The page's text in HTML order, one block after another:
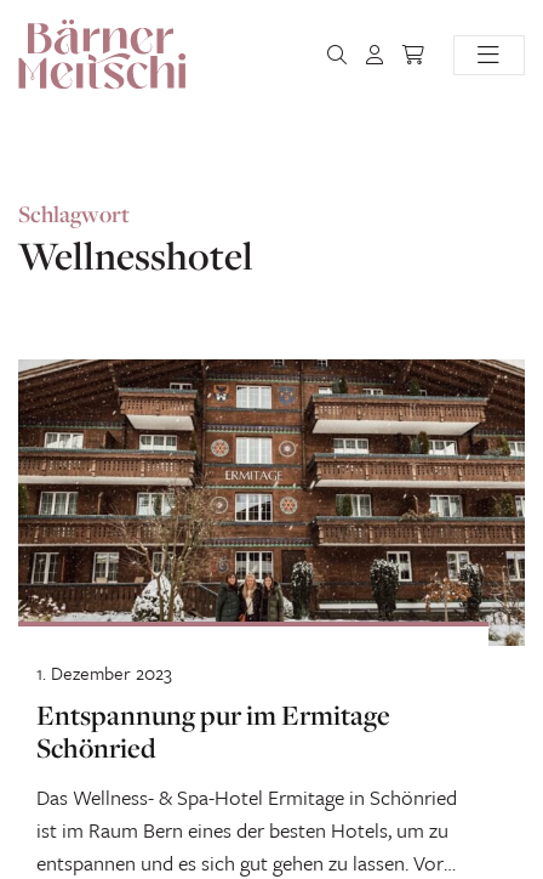
Schlagwort
Wellnesshotel
Entspannung pur im Ermitage
Schönried
Das Wellness- & Spa-Hotel Ermitage in Schönried
ist im Raum Bern eines der besten Hotels, um zu
entspannen und es sich gut gehen zu lassen. Vor
1. Dezember 2023